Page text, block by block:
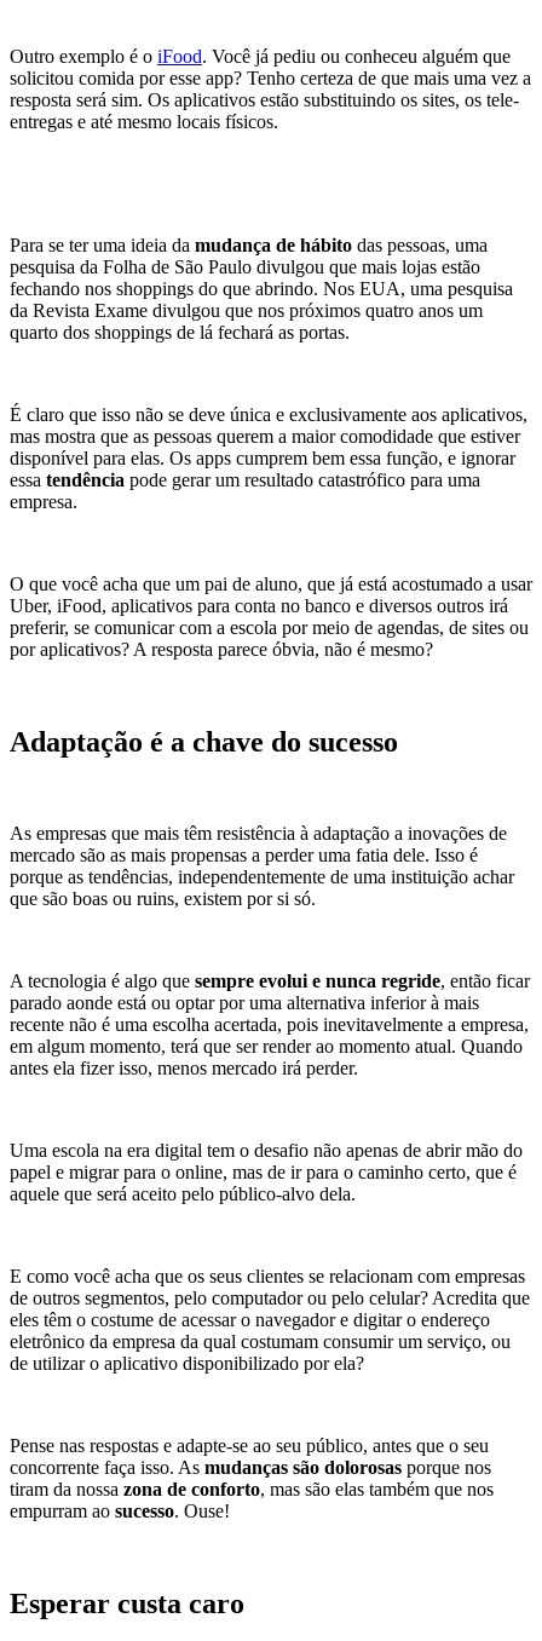
Outro exemplo é o iFood. Você já pediu ou conheceu alguém que
solicitou comida por esse app? Tenho certeza de que mais uma vez a
resposta será sim. Os aplicativos estão substituindo os sites, os tele-
entregas e até mesmo locais físicos.
Para se ter uma ideia da mudança de hábito das pessoas, uma
pesquisa da Folha de São Paulo divulgou que mais lojas estão
fechando nos shoppings do que abrindo. Nos EUA, uma pesquisa
da Revista Exame divulgou que nos próximos quatro anos um
quarto dos shoppings de lá fechará as portas.
É claro que isso não se deve única e exclusivamente aos aplicativos,
mas mostra que as pessoas querem a maior comodidade que estiver
disponível para elas. Os apps cumprem bem essa função, e ignorar
essa tendência pode gerar um resultado catastrófico para uma
empresa.
O que você acha que um pai de aluno, que já está acostumado a usar
Uber, iFood, aplicativos para conta no banco e diversos outros irá
preferir, se comunicar com a escola por meio de agendas, de sites ou
por aplicativos? A resposta parece óbvia, não é mesmo?
Adaptação é a chave do sucesso
As empresas que mais têm resistência à adaptação a inovações de
mercado são as mais propensas a perder uma fatia dele. Isso é
porque as tendências, independentemente de uma instituição achar
que são boas ou ruins, existem por si só.
A tecnologia é algo que sempre evolui e nunca regride, então ficar
parado aonde está ou optar por uma alternativa inferior à mais
recente não é uma escolha acertada, pois inevitavelmente a empresa,
em algum momento, terá que ser render ao momento atual. Quando
antes ela fizer isso, menos mercado irá perder.
Uma escola na era digital tem o desafio não apenas de abrir mão do
papel e migrar para o online, mas de ir para o caminho certo, que é
aquele que será aceito pelo público-alvo dela.
E como você acha que os seus clientes se relacionam com empresas
de outros segmentos, pelo computador ou pelo celular? Acredita que
eles têm o costume de acessar o navegador e digitar o endereço
eletrônico da empresa da qual costumam consumir um serviço, ou
de utilizar o aplicativo disponibilizado por ela?
Pense nas respostas e adapte-se ao seu público, antes que o seu
concorrente faça isso. As mudanças são dolorosas porque nos
tiram da nossa zona de conforto, mas são elas também que nos
empurram ao sucesso. Ouse!
Esperar custa caro